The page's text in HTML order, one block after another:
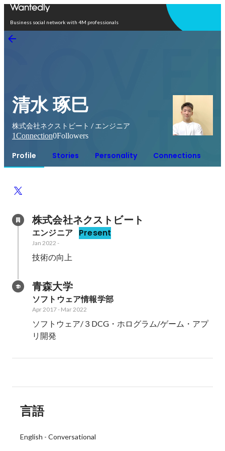
Business social network with 4M professionals
清水 琢巳
株式会社ネクストビート / エンジニア
1Connection0Followers
Profile Stories Personality Connections
株式会社ネクストビート
エンジニア Present
Jan 2022 -
技術の向上
青森大学
ソフトウェア情報学部
Apr 2017- Mar 2022
ソフトウェア/３DCG・ホログラム/ゲーム・アプ
リ開発
言語
English - Conversational